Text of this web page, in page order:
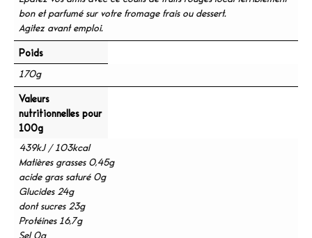
bon et parfumé sur votre fromage frais ou dessert.
Agitez avant emploi.
Poids
170g
Valeurs
nutritionnelles pour
100g
439kJ / 103kcal
Matières grasses 0,45g
acide gras saturé 0g
Glucides 24g
dont sucres 23g
Protéines 16,7g
Sel 0g